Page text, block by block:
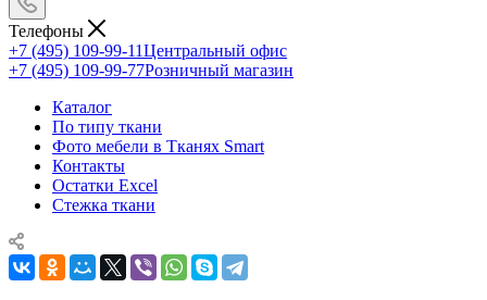
Телефоны
+7 (495) 109-99-11Центральный офис
+7 (495) 109-99-77Розничный магазин
Каталог
По типу ткани
Фото мебели в Тканях Smart
Контакты
Остатки Excel
Стежка ткани